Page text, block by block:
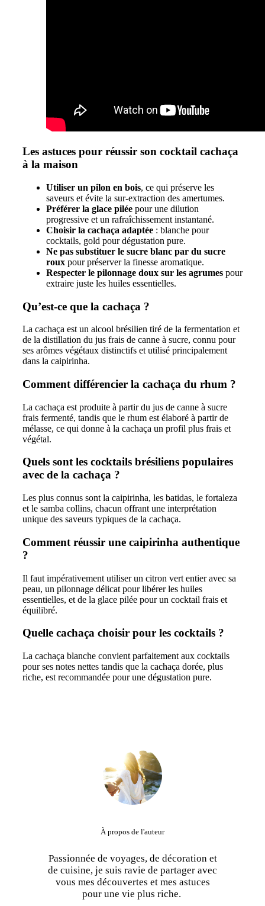
Les astuces pour réussir son cocktail cachaça
à la maison
Utiliser un pilon en bois, ce qui préserve les
saveurs et évite la sur-extraction des amertumes.
Préférer la glace pilée pour une dilution
progressive et un rafraîchissement instantané.
Choisir la cachaça adaptée : blanche pour
cocktails, gold pour dégustation pure.
Ne pas substituer le sucre blanc par du sucre
roux pour préserver la finesse aromatique.
Respecter le pilonnage doux sur les agrumes pour
extraire juste les huiles essentielles.
Qu’est-ce que la cachaça ?
La cachaça est un alcool brésilien tiré de la fermentation et
de la distillation du jus frais de canne à sucre, connu pour
ses arômes végétaux distinctifs et utilisé principalement
dans la caipirinha.
Comment différencier la cachaça du rhum ?
La cachaça est produite à partir du jus de canne à sucre
frais fermenté, tandis que le rhum est élaboré à partir de
mélasse, ce qui donne à la cachaça un profil plus frais et
végétal.
Quels sont les cocktails brésiliens populaires
avec de la cachaça ?
Les plus connus sont la caipirinha, les batidas, le fortaleza
et le samba collins, chacun offrant une interprétation
unique des saveurs typiques de la cachaça.
Comment réussir une caipirinha authentique
?
Il faut impérativement utiliser un citron vert entier avec sa
peau, un pilonnage délicat pour libérer les huiles
essentielles, et de la glace pilée pour un cocktail frais et
équilibré.
Quelle cachaça choisir pour les cocktails ?
La cachaça blanche convient parfaitement aux cocktails
pour ses notes nettes tandis que la cachaça dorée, plus
riche, est recommandée pour une dégustation pure.
À propos de l'auteur
Passionnée de voyages, de décoration et
de cuisine, je suis ravie de partager avec
vous mes découvertes et mes astuces
pour une vie plus riche.